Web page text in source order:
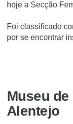
hoje a Secção
Foi classificado
por se encontrar
Museu
Alentejo